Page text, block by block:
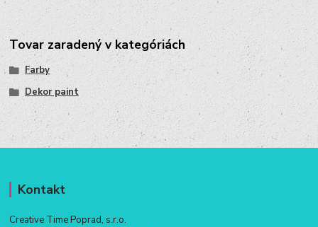
Tovar zaradený v kategóriách
Farby
Dekor paint
Kontakt
Creative Time Poprad, s.r.o.